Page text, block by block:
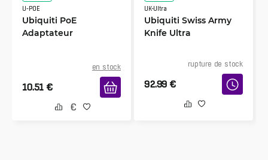
U-POE
Ubiquiti PoE
Adaptateur
en stock
10.51 €
UK-Ultra
Ubiquiti Swiss Army
Knife Ultra
rupture de stock
92.99 €